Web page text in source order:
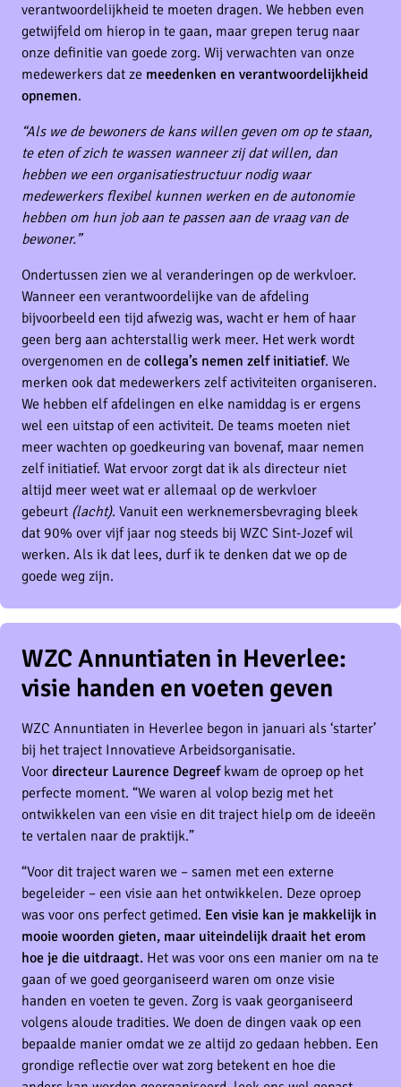
verantwoordelijkheid te moeten dragen. We hebben even
getwijfeld om hierop in te gaan, maar grepen terug naar
onze definitie van goede zorg. Wij verwachten van onze
medewerkers dat ze meedenken en verantwoordelijkheid
opnemen.
“Als we de bewoners de kans willen geven om op te staan,
te eten of zich te wassen wanneer zij dat willen, dan
hebben we een organisatiestructuur nodig waar
medewerkers flexibel kunnen werken en de autonomie
hebben om hun job aan te passen aan de vraag van de
bewoner.”
Ondertussen zien we al veranderingen op de werkvloer.
Wanneer een verantwoordelijke van de afdeling
bijvoorbeeld een tijd afwezig was, wacht er hem of haar
geen berg aan achterstallig werk meer. Het werk wordt
overgenomen en de collega’s nemen zelf initiatief. We
merken ook dat medewerkers zelf activiteiten organiseren.
We hebben elf afdelingen en elke namiddag is er ergens
wel een uitstap of een activiteit. De teams moeten niet
meer wachten op goedkeuring van bovenaf, maar nemen
zelf initiatief. Wat ervoor zorgt dat ik als directeur niet
altijd meer weet wat er allemaal op de werkvloer
gebeurt (lacht). Vanuit een werknemersbevraging bleek
dat 90% over vijf jaar nog steeds bij WZC Sint-Jozef wil
werken. Als ik dat lees, durf ik te denken dat we op de
goede weg zijn.
WZC Annuntiaten in Heverlee:
visie handen en voeten geven
WZC Annuntiaten in Heverlee begon in januari als ‘starter’
bij het traject Innovatieve Arbeidsorganisatie.
Voor directeur Laurence Degreefkwam de oproep op het
perfecte moment. “We waren al volop bezig met het
ontwikkelen van een visie en dit traject hielp om de ideeën
te vertalen naar de praktijk.”
“Voor dit traject waren we ­– samen met een externe
begeleider – een visie aan het ontwikkelen. Deze oproep
was voor ons perfect getimed. Een visie kan je makkelijk in
mooie woorden gieten, maar uiteindelijk draait het erom
hoe je die uitdraagt. Het was voor ons een manier om na te
gaan of we goed georganiseerd waren om onze visie
handen en voeten te geven. Zorg is vaak georganiseerd
volgens aloude tradities. We doen de dingen vaak op een
bepaalde manier omdat we ze altijd zo gedaan hebben. Een
grondige reflectie over wat zorg betekent en hoe die